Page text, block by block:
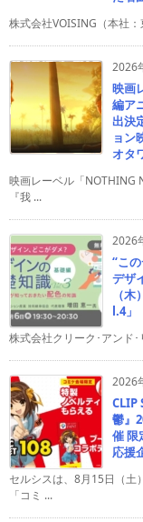
株式会社VOISING（本社
2026
映画
編ア
出決
ョン
オタ
映画レーベル「NOTHING
『我 ...
2026
“こ
デザ
（
l.4」
株式会社クリーク･アンド
2026
CLIP
鬱』
催 限
応援
セルシスは、8月15日（土
「コミ ...